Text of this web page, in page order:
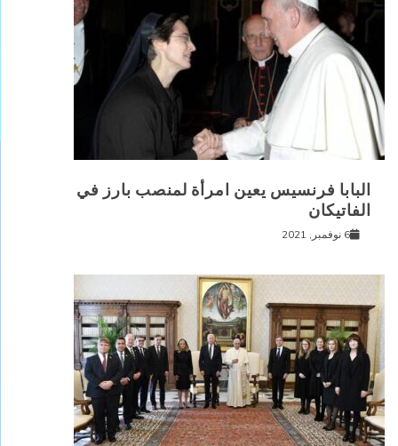
البابا فرنسيس يعين امرأة لمنصب بارز في
الفاتيكان
6 نوفمبر, 2021